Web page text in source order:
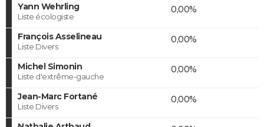
Yann Wehrling
Liste écologiste
0,00%
François Asselineau
Liste Divers
0,00%
Michel Simonin
Liste d'extrême-gauche
0,00%
Jean-Marc Fortané
Liste Divers
0,00%